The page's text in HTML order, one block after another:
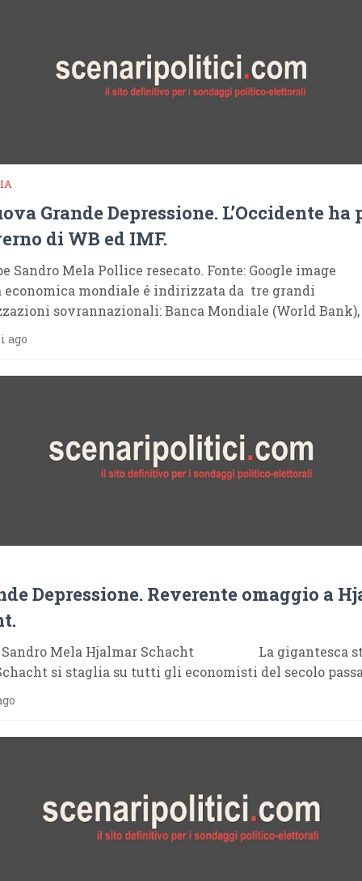
Grande Depressione. L’Occidente ha
di WB ed IMF.
Sandro Mela Pollice resecato. Fonte: Google
mondiale é indirizzata da tre grandi
sovrannazionali: Banca Mondiale (World Bank),
ago
Depressione. Reverente omaggio a
Sandro Mela Hjalmar Schacht La gigantesca
si staglia su tutti gli economisti del secolo